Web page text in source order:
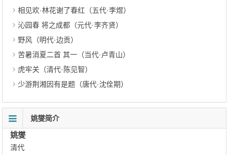
相见欢·林花谢了春红（五代·李煜）
沁园春 将之成都（元代·李齐贤）
野风（明代·边贡）
苦暑消夏二首 其一（当代·卢青山）
虎牢关（清代·陈见智）
少游荆湘因有是题（唐代·沈佺期）
姚燮简介
姚燮
清代